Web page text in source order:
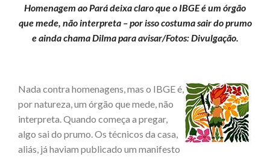
Homenagem ao Pará deixa claro que o IBGE é um órgão
que mede, não interpreta – por isso costuma sair do prumo
e ainda chama Dilma para avisar/Fotos: Divulgação.
Nada contra homenagens, mas o IBGE é,
por natureza, um órgão que mede, não
interpreta. Quando começa a pregar,
algo sai do prumo. Os técnicos da casa,
aliás, já haviam publicado um manifesto